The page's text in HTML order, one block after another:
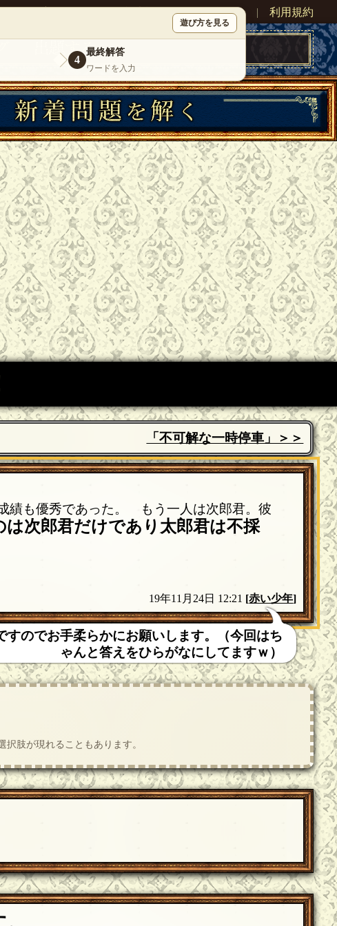
|お問い合わせ|利用規約
「不可解な一時停車」＞＞
遊び方を見る
4
最終解答
ワードを入力
績も優秀であった。 もう一人は次郎君。彼
は次郎君だけであり太郎君は不採
19年11月24日 12:21 [赤い少年]
のでお手柔らかにお願いします。（今回はち
ゃんと答えをひらがなにしてますｗ）
肢が現れることもあります。